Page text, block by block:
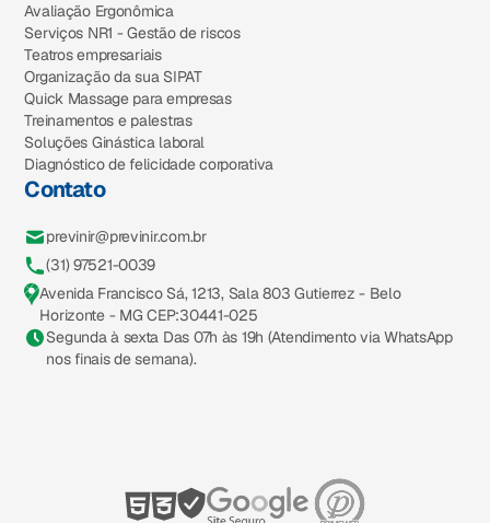
Avaliação Ergonômica
Serviços NR1 - Gestão de riscos
Teatros empresariais
Organização da sua SIPAT
Quick Massage para empresas
Treinamentos e palestras
Soluções Ginástica laboral
Diagnóstico de felicidade corporativa
Contato
previnir@previnir.com.br
(31) 97521-0039
Avenida Francisco Sá, 1213, Sala 803 Gutierrez - Belo
Horizonte - MG CEP:30441-025
Segunda à sexta Das 07h às 19h (Atendimento via WhatsApp
nos finais de semana).